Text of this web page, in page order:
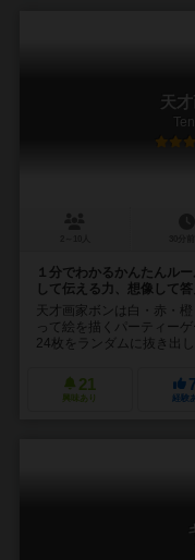
天
１分でわかるかんたんル
して伝える力、想像して
天才画家ボンは白・赤・
って絵を描くパーティー
24枚をランダムに抜き出
21
興味あり 経験